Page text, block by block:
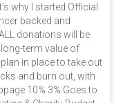
why I started Official
backed and
donations will be
term value of
in place to take out
and burn out, with
10% 3% Goes to